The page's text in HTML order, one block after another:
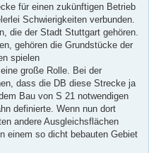
für einen zukünftigen Betrieb
Schwierigkeiten verbunden.
die der Stadt Stuttgart gehören.
gehören die Grundstücke der
spielen
große Rolle. Bei der
dass die DB diese Strecke ja
Bau von S 21 notwendigen
definierte. Wenn nun dort
andere Ausgleichsflächen
einem so dicht bebauten Gebiet